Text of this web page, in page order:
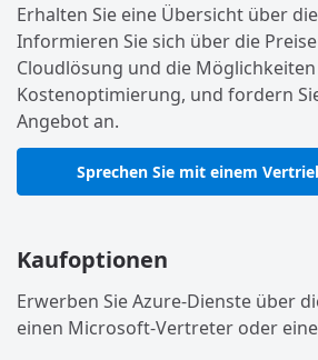
Erhalten Sie eine Übersicht über
Informieren Sie sich über die
Cloudlösung und die
Kostenoptimierung, und fordern
Angebot an.
Sprechen Sie mit einem
Kaufoptionen
Erwerben Sie Azure-Dienste über
einen Microsoft-Vertreter oder